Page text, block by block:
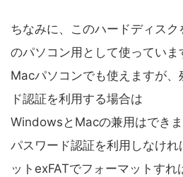
ちなみに、このハードディス
のパソコン用として使っていま
Macパソコンでも使えますが
ド認証を利用する場合は
WindowsとMacの兼用はできま
パスワード認証を利用しなけ
ットexFATでフォーマットすれ